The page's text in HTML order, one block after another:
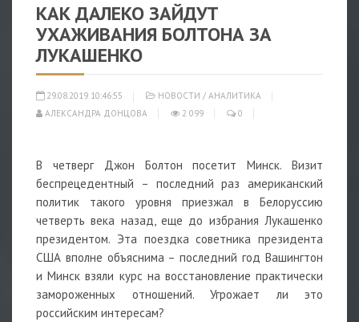
КАК ДАЛЕКО ЗАЙДУТ
УХАЖИВАНИЯ БОЛТОНА ЗА
ЛУКАШЕНКО
29.08.2019 10:46:55 НОВОСТИ / АНАЛИТИКА
АЛЕКСАНДРА ДОНЦОВА
2 099 0
В четверг Джон Болтон посетит Минск. Визит
беспрецедентный – последний раз американский
политик такого уровня приезжал в Белоруссию
четверть века назад, еще до избрания Лукашенко
президентом. Эта поездка советника президента
США вполне объяснима – последний год Вашингтон
и Минск взяли курс на восстановление практически
замороженных отношений. Угрожает ли это
российским интересам?